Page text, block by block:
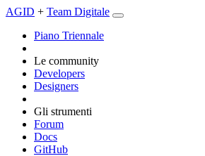
AGID + Team Digitale
Piano Triennale
Le community
Developers
Designers
Gli strumenti
Forum
Docs
GitHub